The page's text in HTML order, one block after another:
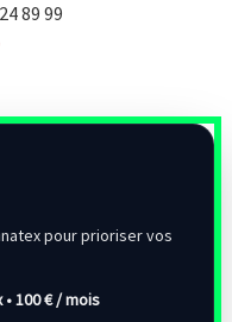
89 99
pour prioriser vos
•100 € / mois